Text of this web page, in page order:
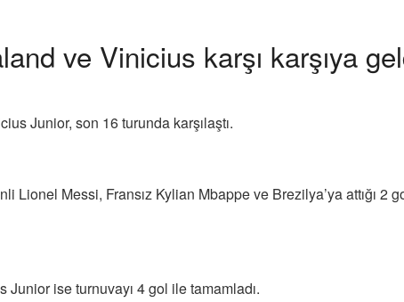
ve Vinicius karşı karşıya
Junior, son 16 turunda karşılaştı.
Lionel Messi, Fransız Kylian Mbappe ve Brezilya’ya attığı 2
ise turnuvayı 4 gol ile tamamladı.